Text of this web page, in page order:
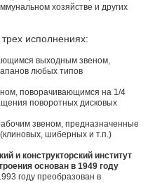
хозяйстве и других
исполнениях:
выходным звеном,
любых типов
поворачивающимся на 1/4
поворотных дисковых
звеном, предназначенные
шиберных и т.п.)
и конструкторский институт
основан в 1949 году
году преобразован в